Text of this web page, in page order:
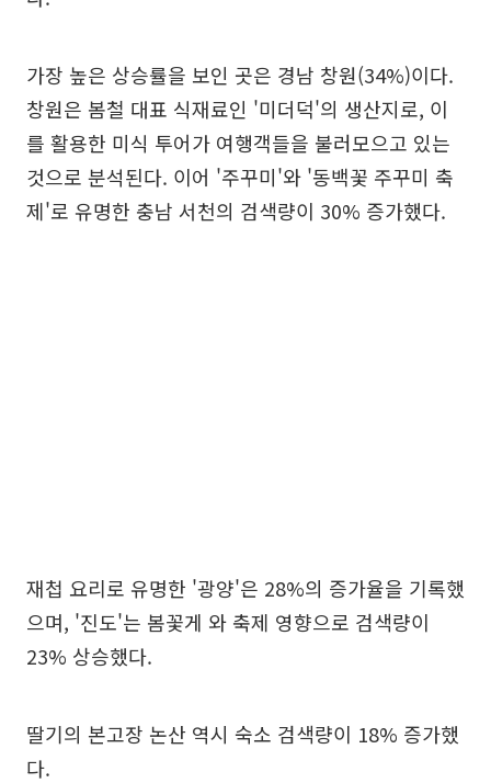
가장 높은 상승률을 보인 곳은 경남 창원(34%)이다.
창원은 봄철 대표 식재료인 '미더덕'의 생산지로, 이
를 활용한 미식 투어가 여행객들을 불러모으고 있는
것으로 분석된다. 이어 '주꾸미'와 '동백꽃 주꾸미 축
제'로 유명한 충남 서천의 검색량이 30% 증가했다.
재첩 요리로 유명한 '광양'은 28%의 증가율을 기록했
으며, '진도'는 봄꽃게 와 축제 영향으로 검색량이
23% 상승했다.
딸기의 본고장 논산 역시 숙소 검색량이 18% 증가했
다.